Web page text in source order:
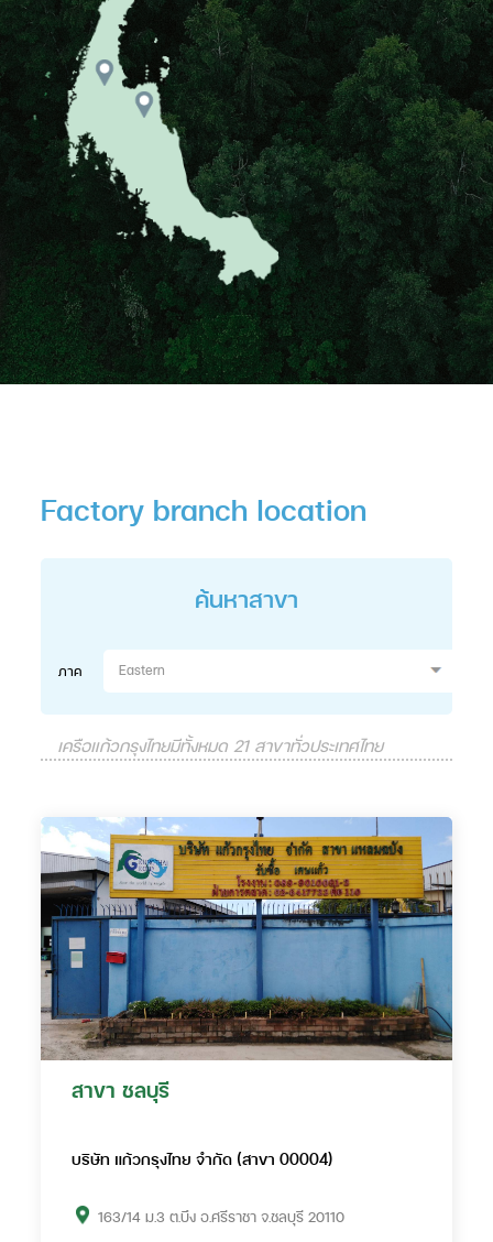
Factory branch location
ค้นหาสาขา
ภาค Eastern
เครือแก้วกรุงไทยมีทั้งหมด 21 สาขาทั่วประเทศไทย
สาขา ชลบุรี
บริษัท แก้วกรุงไทย จำกัด (สาขา 00004)
163/14 ม.3 ต.บึง อ.ศรีราชา จ.ชลบุรี 20110